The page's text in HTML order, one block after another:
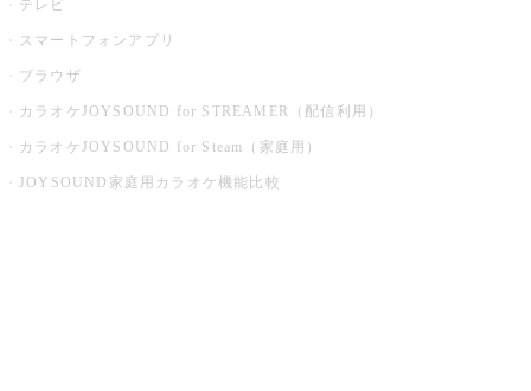
テレビ
スマートフォンアプリ
ブラウザ
カラオケJOYSOUND for STREAMER（配信利用）
カラオケJOYSOUND for Steam（家庭用）
JOYSOUND家庭用カラオケ機能比較